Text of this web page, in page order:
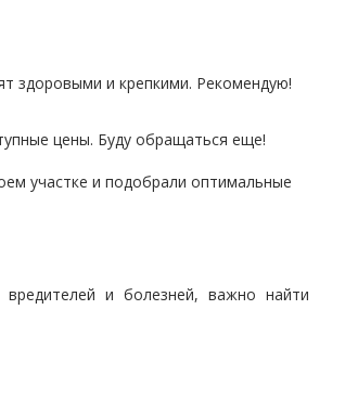
здоровыми и крепкими. Рекомендую!
цены. Буду обращаться еще!
участке и подобрали оптимальные
и болезней, важно найти